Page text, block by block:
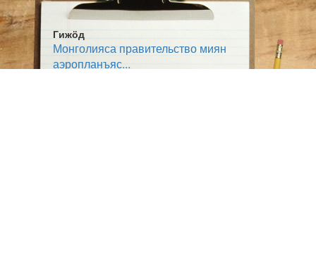
Гижӧд
Монголияса правительство миян
аэропланъяс...